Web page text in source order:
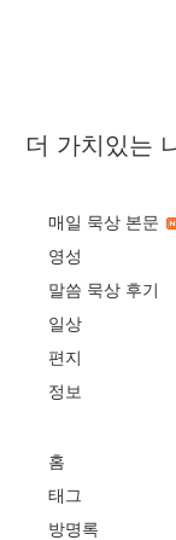
더 가치있는
매일 묵상 본문
영성
말씀 묵상 후기
일상
편지
정보
홈
태그
방명록